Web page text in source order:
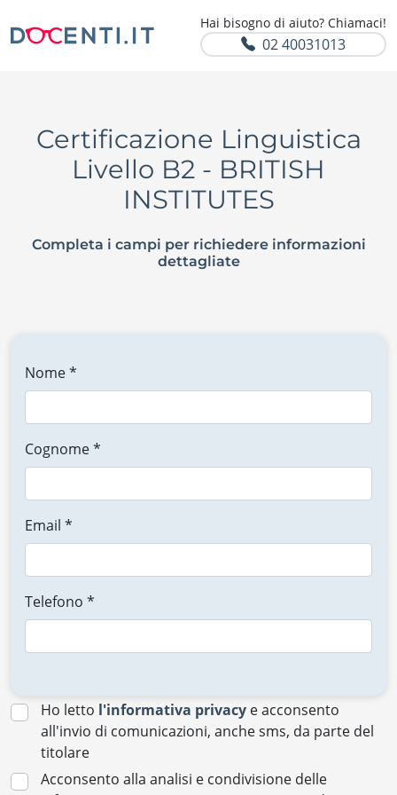
Hai bisogno di aiuto? Chiamaci!
02 40031013
Certificazione Linguistica
Livello B2 - BRITISH
INSTITUTES
Completa i campi per richiedere informazioni
dettagliate
Nome *
Cognome *
Email *
Telefono *
Ho letto l'informativa privacy e acconsento
all'invio di comunicazioni, anche sms, da parte del
titolare
Acconsento alla analisi e condivisione delle